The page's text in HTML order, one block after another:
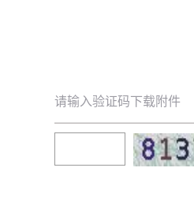
请输入验证码下载附件